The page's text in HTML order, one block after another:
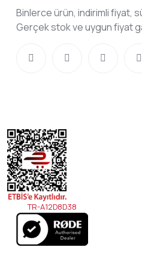
Binlerce ürün, indirimli fiyat,
Gerçek stok ve uygun fiyat
TR-A12D8D38